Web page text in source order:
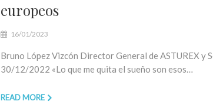
europeos
16/01/2023
Bruno López Vizcón Director General de ASTUREX y
30/12/2022 «Lo que me quita el sueño son esos…
READ MORE